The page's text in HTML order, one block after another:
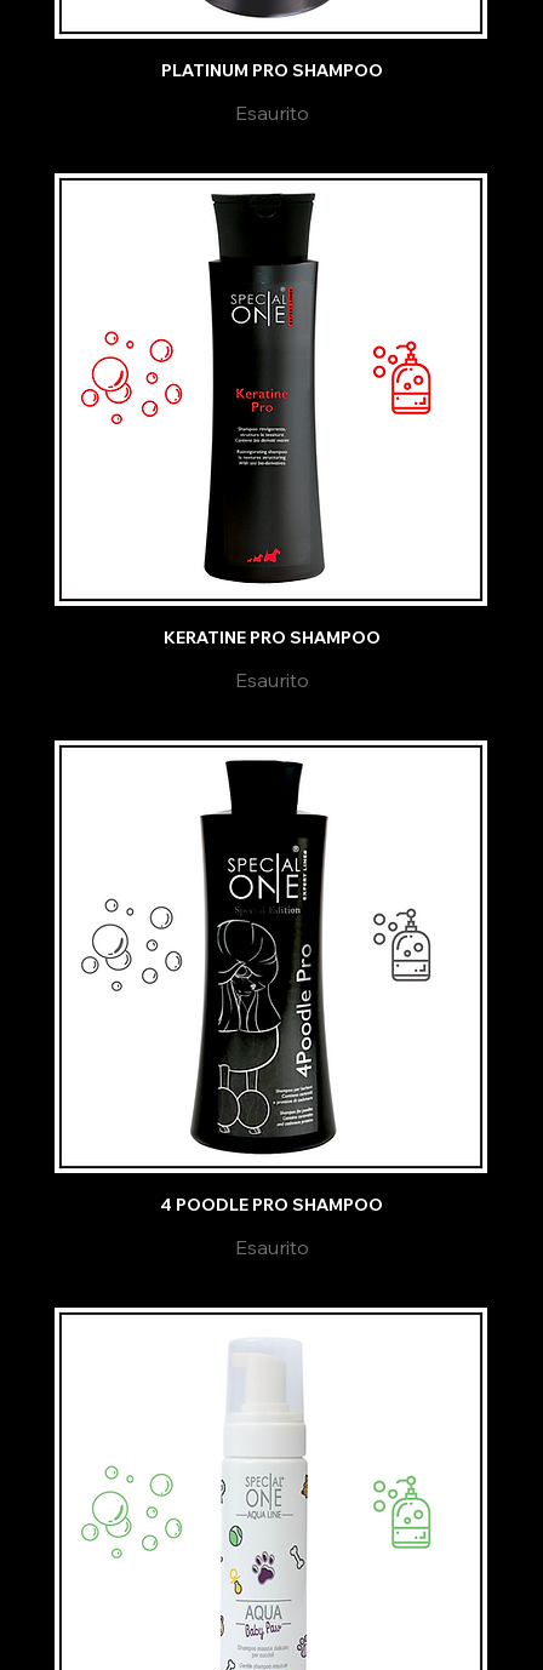
PLATINUM PRO SHAMPOO
Esaurito
KERATINE PRO SHAMPOO
Esaurito
4 POODLE PRO SHAMPOO
Esaurito